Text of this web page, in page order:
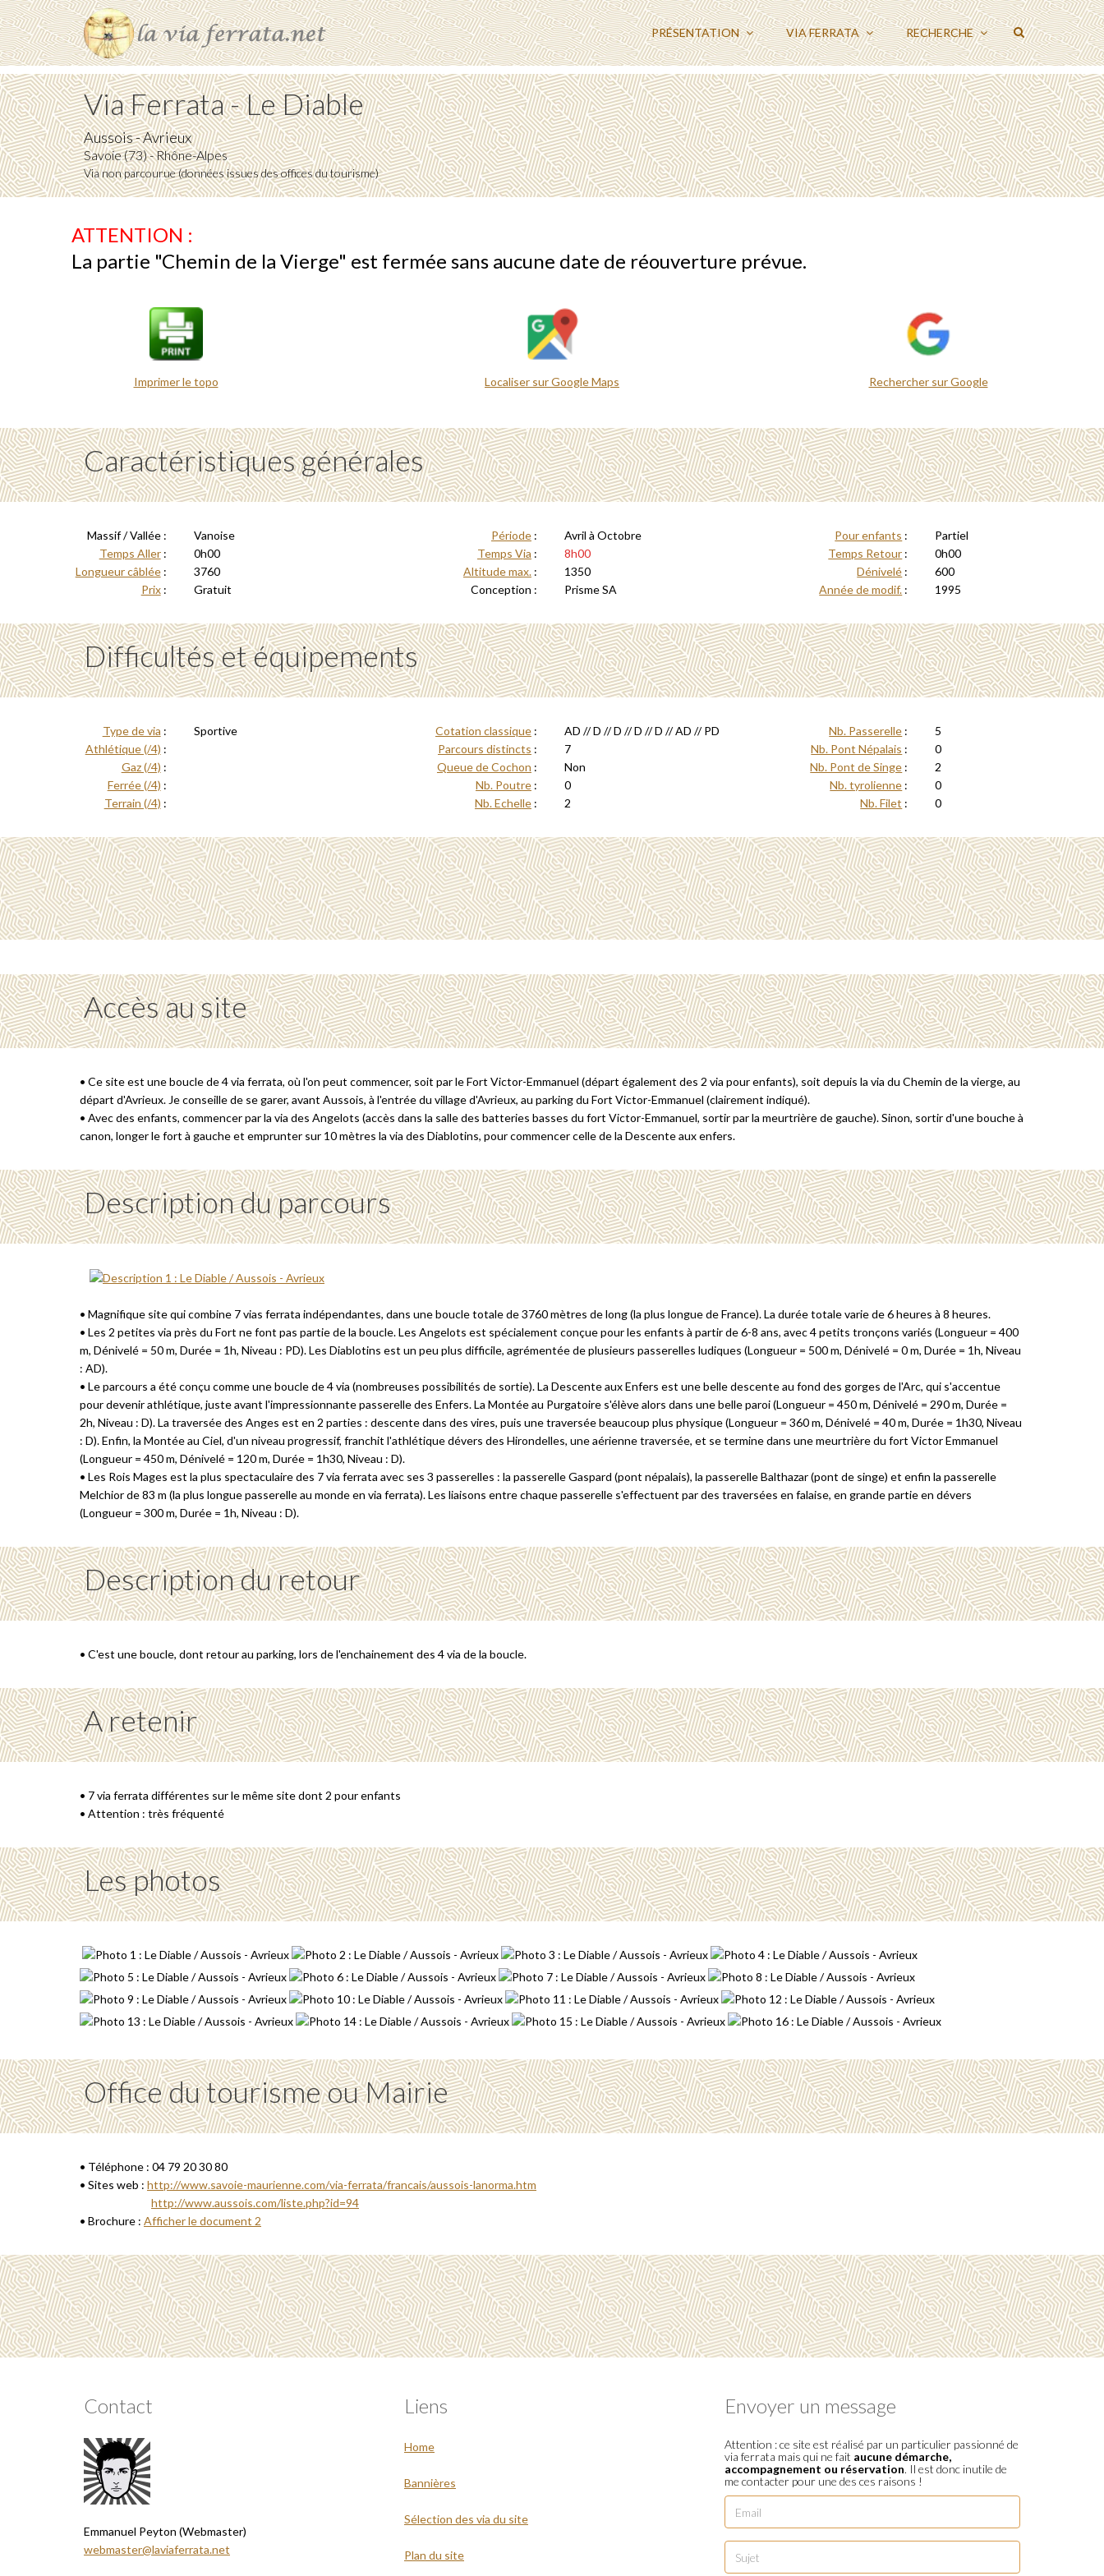
PRÉSENTATION VIA FERRATA RECHERCHE
Via Ferrata - Le Diable
Aussois - Avrieux
Savoie (73) - Rhône-Alpes
Via non parcourue (données issues des offices du tourisme)
ATTENTION :
La partie "Chemin de la Vierge" est fermée sans aucune date de réouverture prévue.
Imprimer le topo Localiser sur Google Maps Rechercher sur Google
Caractéristiques générales
Massif / Vallée : Vanoise Période: Avril à Octobre Pour enfants :
Partiel
Temps Aller: 0h00 Temps Via : 8h00 Temps Retour :
0h00
Longueur câblée: 3760 Altitude max.: 1350 Dénivelé :
600
Prix: Gratuit Conception : Prisme SA Année de modif. : 1995
Difficultés et équipements
Type de via : Sportive Cotation classique: AD // D // D // D // D // AD // PD Nb. Passerelle :
5
Athlétique (/4) : Parcours distincts : 7 Nb. Pont Népalais :
0
Gaz (/4) : Queue de Cochon : Non Nb. Pont de Singe :
2
Ferrée (/4) : Nb. Poutre: 0 Nb. tyrolienne :
0
Terrain (/4) : Nb. Echelle: 2 Nb. Filet : 0
Accès au site
• Ce site est une boucle de 4 via ferrata, où l'on peut commencer, soit par le Fort Victor-Emmanuel (départ également des 2 via pour enfants), soit depuis la via du Chemin de la vierge, au
départ d'Avrieux. Je conseille de se garer, avant Aussois, à l'entrée du village d'Avrieux, au parking du Fort Victor-Emmanuel (clairement indiqué).
• Avec des enfants, commencer par la via des Angelots (accès dans la salle des batteries basses du fort Victor-Emmanuel, sortir par la meurtrière de gauche). Sinon, sortir d'une bouche à
canon, longer le fort à gauche et emprunter sur 10 mètres la via des Diablotins, pour commencer celle de la Descente aux enfers.
Description du parcours
• Magnifique site qui combine 7 vias ferrata indépendantes, dans une boucle totale de 3760 mètres de long (la plus longue de France). La durée totale varie de 6 heures à 8 heures.
• Les 2 petites via près du Fort ne font pas partie de la boucle. Les Angelots est spécialement conçue pour les enfants à partir de 6-8 ans, avec 4 petits tronçons variés (Longueur = 400
m, Dénivelé = 50 m, Durée = 1h, Niveau : PD). Les Diablotins est un peu plus difficile, agrémentée de plusieurs passerelles ludiques (Longueur = 500 m, Dénivelé = 0 m, Durée = 1h, Niveau
: AD).
• Le parcours a été conçu comme une boucle de 4 via (nombreuses possibilités de sortie). La Descente aux Enfers est une belle descente au fond des gorges de l'Arc, qui s'accentue
pour devenir athlétique, juste avant l'impressionnante passerelle des Enfers. La Montée au Purgatoire s'élève alors dans une belle paroi (Longueur = 450 m, Dénivelé = 290 m, Durée =
2h, Niveau : D). La traversée des Anges est en 2 parties : descente dans des vires, puis une traversée beaucoup plus physique (Longueur = 360 m, Dénivelé = 40 m, Durée = 1h30, Niveau
: D). Enfin, la Montée au Ciel, d'un niveau progressif, franchit l'athlétique dévers des Hirondelles, une aérienne traversée, et se termine dans une meurtrière du fort Victor Emmanuel
(Longueur = 450 m, Dénivelé = 120 m, Durée = 1h30, Niveau : D).
• Les Rois Mages est la plus spectaculaire des 7 via ferrata avec ses 3 passerelles : la passerelle Gaspard (pont népalais), la passerelle Balthazar (pont de singe) et enfin la passerelle
Melchior de 83 m (la plus longue passerelle au monde en via ferrata). Les liaisons entre chaque passerelle s'effectuent par des traversées en falaise, en grande partie en dévers
(Longueur = 300 m, Durée = 1h, Niveau : D).
Description du retour
• C'est une boucle, dont retour au parking, lors de l'enchainement des 4 via de la boucle.
A retenir
• 7 via ferrata différentes sur le même site dont 2 pour enfants
• Attention : très fréquenté
Les photos
Office du tourisme ou Mairie
• Téléphone : 04 79 20 30 80
• Sites web : http://www.savoie-maurienne.com/via-ferrata/francais/aussois-lanorma.htm
http://www.aussois.com/liste.php?id=94
• Brochure : Afficher le document 2
Contact
Emmanuel Peyton (Webmaster)
webmaster@laviaferrata.net
Liens
Home
Bannières
Sélection des via du site
Plan du site
Envoyer un message
Attention : ce site est réalisé par un particulier passionné de
via ferrata mais qui ne fait aucune démarche,
accompagnement ou réservation. Il est donc inutile de
me contacter pour une des ces raisons !